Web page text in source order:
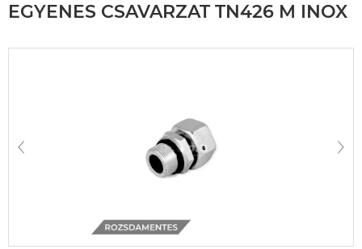
EGYENES CSAVARZAT TN426 M INOX